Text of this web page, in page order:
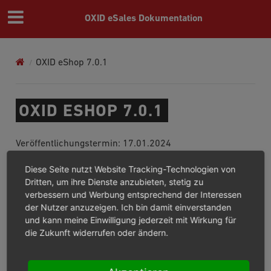
OXID eSales Dokumentation
OXID eShop 7.0.1
OXID ESHOP 7.0.1
Veröffentlichungstermin: 17.01.2024
OXID eShop 7.0.1 enthält Korrekturen und kleinere
Verbesserungen.
Weitere Informationen finden Sie in derRelease Note
OXID eShop 7.0.1.
Diese Seite nutzt Website Tracking-Technologien von
Dritten, um ihre Dienste anzubieten, stetig zu
verbessern und Werbung entsprechend der Interessen
der Nutzer anzuzeigen. Ich bin damit einverstanden
und kann meine Einwilligung jederzeit mit Wirkung für
die Zukunft widerrufen oder ändern.